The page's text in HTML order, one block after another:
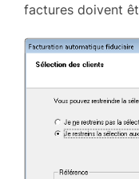
factures doivent